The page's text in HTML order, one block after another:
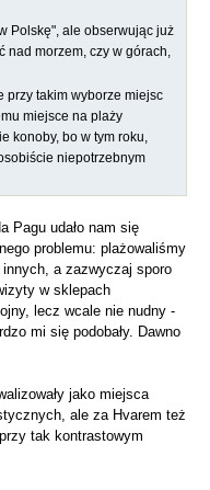
Polskę", ale obserwując już
nad morzem, czy w górach,
przy takim wyborze miejsc
miejsce na plaży
konoby, bo w tym roku,
niepotrzebnym
Pagu udało nam się
problemu: plażowaliśmy
a zazwyczaj sporo
w sklepach
lecz wcale nie nudny -
mi się podobały. Dawno
jako miejsca
ale za Hvarem też
tak kontrastowym